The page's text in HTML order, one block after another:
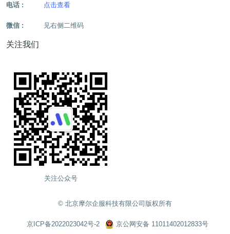
电话 : 点击查看
微信 : 见右侧二维码
关注我们
关注公众号
©️ 北京摩尔企服科技有限公司版权所有
京ICP备2022023042号-2 京公网安备 11011402012833号